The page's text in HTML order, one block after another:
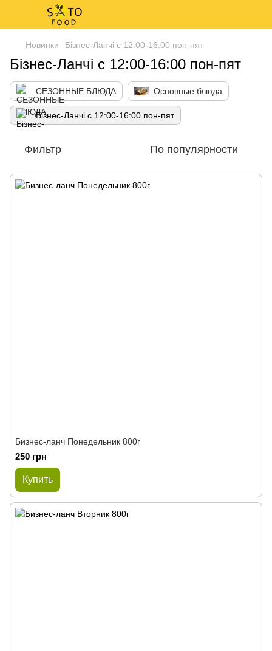
Новинки Бізнес-Ланчі с 12:00-16:00 пон-пят
Бізнес-Ланчі с 12:00-16:00 пон-пят
СЕЗОННЫЕ БЛЮДА Основные блюда
Бізнес-Ланчі с 12:00-16:00 пон-пят
Фильтр По популярности
Бизнес-ланч Понедельник 800г
250 грн
Купить